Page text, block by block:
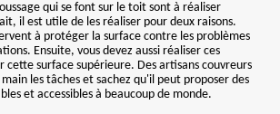
qui se font sur le toit sont à réaliser
il est utile de les réaliser pour deux raisons.
à protéger la surface contre les problèmes
Ensuite, vous devez aussi réaliser ces
cette surface supérieure. Des artisans couvreurs
les tâches et sachez qu'il peut proposer des
et accessibles à beaucoup de monde.